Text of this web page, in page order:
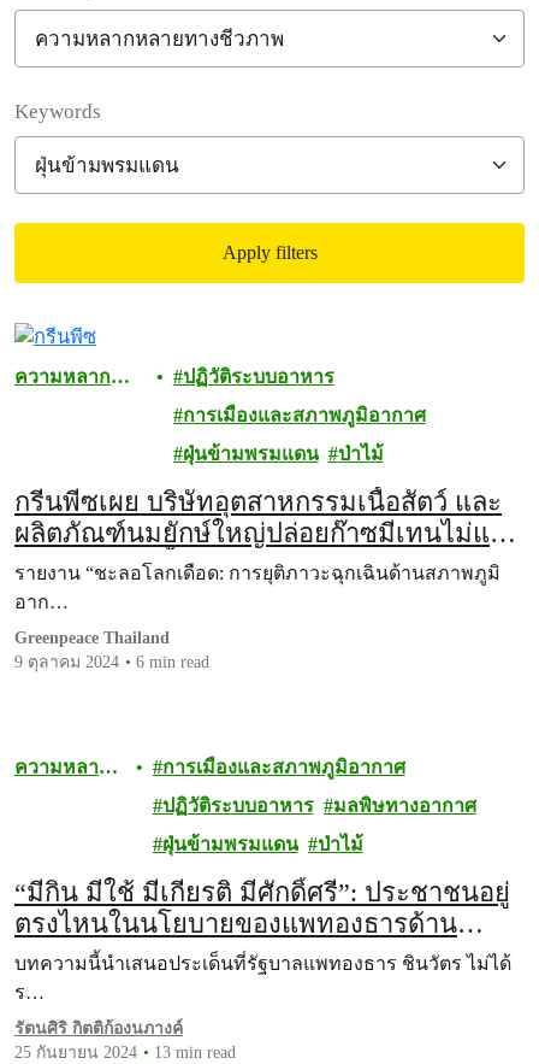
Keywords
Apply filters
Filtered results
ความหลาก
ปฏิวัติระบบอาหาร
การเมืองและสภาพภูมิอากาศ
ฝุ่นข้ามพรมแดน
ป่าไม้
กรีนพีซเผย บริษัทอุตสาหกรรมเนื้อสัตว์ และ
ผลิตภัณฑ์นมยักษ์ใหญ่ปล่อยก๊าซมีเทนไม่แพ้
อุตสาหกรรมน้ำมัน: การลดการปล่อยก๊าซ
มีเทนอาจช่วยชะลอภาวะโลกเดือดใน
ทศวรรษนี้ได้
รายงาน “ชะลอโลกเดือด: การยุติภาวะฉุกเฉินด้านสภาพภูมิ
อาก…
Greenpeace Thailand
9 ตุลาคม 2024
6 min read
ความหลาก
การเมืองและสภาพภูมิอากาศ
ปฏิวัติระบบอาหาร
มลพิษทางอากาศ
ฝุ่นข้ามพรมแดน
ป่าไม้
“มีกิน มีใช้ มีเกียรติ มีศักดิ์ศรี”: ประชาชนอยู่
ตรงไหนในนโยบายของแพทองธารด้าน
ปัญหาฝุ่นพิษข้ามพรมแดน
บทความนี้นำเสนอประเด็นที่รัฐบาลแพทองธาร ชินวัตร ไม่ได้
ร…
รัตนศิริ กิตติก้องนภางค์
25 กันยายน 2024
13 min read